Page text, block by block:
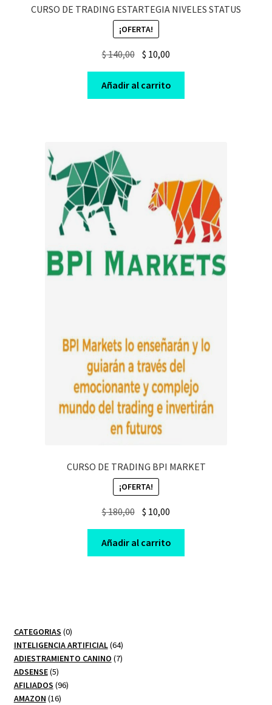
CURSO DE TRADING ESTARTEGIA NIVELES STATUS
¡OFERTA!
$140,00 Original
was:
$ 140,00.
$ 10,00
is:
$ 10,00.
Añadir al carrito
CURSO DE TRADING BPI MARKET
¡OFERTA!
$180,00 Original
price
was:
$ 180,00.
$ 10,00
price
is:
$ 10,00.
Añadir al carrito
CATEGORIAS 00
productos
INTELIGENCIA ARTIFICIAL 6464
productos
ADIESTRAMIENTO CANINO 77
ADSENSE 55
productos
AFILIADOS 9696
AMAZON 1616